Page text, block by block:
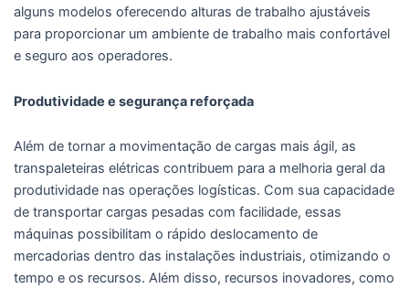
alguns modelos oferecendo alturas de trabalho ajustáveis
para proporcionar um ambiente de trabalho mais confortável
e seguro aos operadores.
Produtividade e segurança reforçada
Além de tornar a movimentação de cargas mais ágil, as
transpaleteiras elétricas contribuem para a melhoria geral da
produtividade nas operações logísticas. Com sua capacidade
de transportar cargas pesadas com facilidade, essas
máquinas possibilitam o rápido deslocamento de
mercadorias dentro das instalações industriais, otimizando o
tempo e os recursos. Além disso, recursos inovadores, como